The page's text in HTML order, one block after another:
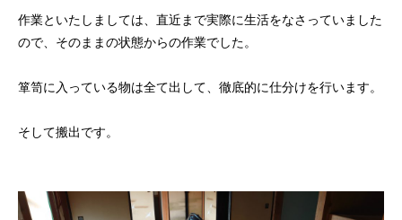
作業といたしましては、直近まで実際に生活をなさっていました
ので、そのままの状態からの作業でした。
箪笥に入っている物は全て出して、徹底的に仕分けを行います。
そして搬出です。